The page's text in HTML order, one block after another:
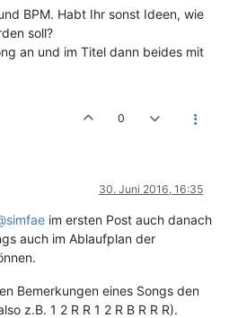
BPM. Habt Ihr sonst Ideen, wie
soll?
an und im Titel dann beides mit
0
30. Juni 2016, 16:35
im ersten Post auch danach
auch im Ablaufplan der
Bemerkungen eines Songs den
z.B. 1 2 R R 1 2 R B R R R).